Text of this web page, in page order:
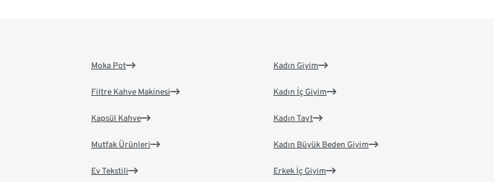
Moka Pot
Filtre Kahve Makinesi
Kapsül Kahve
Mutfak Ürünleri
Ev Tekstili
Kadın Giyim
Kadın İç Giyim
Kadın Tayt
Kadın Büyük Beden Giyim
Erkek İç Giyim